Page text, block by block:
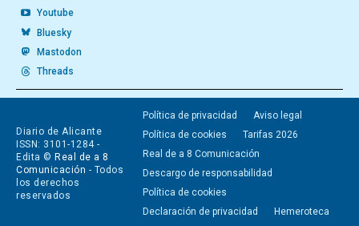
Youtube
Bluesky
Mastodon
Threads
Diario de Alicante
ISSN: 3101-1284 -
Edita © Real de a 8
Comunicación - Todos
los derechos
reservados
Política de privacidad
Aviso legal
Política de cookies
Tarifas 2026
Real de a 8 Comunicación
Descargo de responsabilidad
Política de cookies
Declaración de privacidad
Hemeroteca